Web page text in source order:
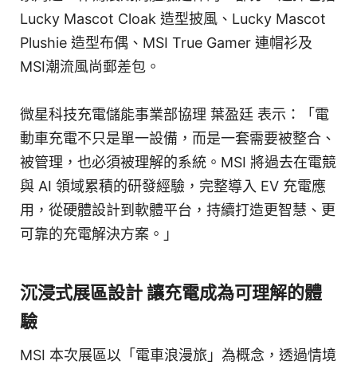
Lucky Mascot Cloak 造型披風、Lucky Mascot
Plushie 造型布偶、MSI True Gamer 連帽衫及
MSI潮流風尚郵差包。
微星科技充電儲能事業部協理 葉盈廷 表示：「電
動車充電不只是單一設備，而是一套需要被整合、
被管理，也必須被理解的系統。MSI 將過去在電競
與 AI 領域累積的研發經驗，完整導入 EV 充電應
用，從硬體設計到軟體平台，持續打造更智慧、更
可靠的充電解決方案。」
沉浸式展區設計 讓充電成為可理解的體
驗
MSI 本次展區以「電車浪漫旅」為概念，透過情境